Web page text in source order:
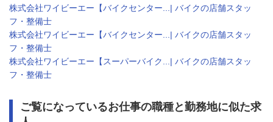
株式会社ワイビーエー【バイクセンター...| バイクの店舗スタッ
フ・整備士
株式会社ワイビーエー【バイクセンター...| バイクの店舗スタッ
フ・整備士
株式会社ワイビーエー【スーパーバイク...| バイクの店舗スタッ
フ・整備士
ご覧になっているお仕事の職種と勤務地に似た求